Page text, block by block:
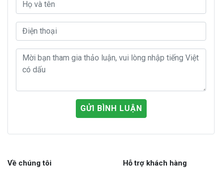
GỬI BÌNH LUẬN
Về chúng tôi Hỗ trợ khách hàng